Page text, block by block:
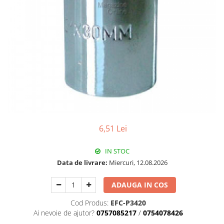
Instant pe gaz natural si GPL
Accesorii centrale pe GAZ si GPL
Cazane, Centrale si Termoseminee
cu functionare pe peleti
Centrale termice electrice
Convectoare pe gaz si convectoare
Radiatoare/Calorifere
Radiatoare/Calorifere din otel
Radiatoare/Calorifere Copa
6,51 Lei
IN STOC
Data de livrare: Miercuri, 12.08.2026
ADAUGA IN COS
Cod Produs: EFC-P3420
Ai nevoie de ajutor? 0757085217 / 0754078426